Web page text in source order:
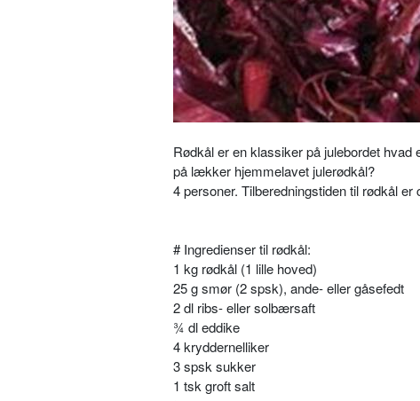
Rødkål er en klassiker på julebordet
på lækker hjemmelavet julerødkål?
4 personer. Tilberedningstiden til rødkål
# Ingredienser til rødkål:
1 kg rødkål (1 lille hoved)
25 g smør (2 spsk), ande- eller gåsefedt
2 dl ribs- eller solbærsaft
¾ dl eddike
4 kryddernelliker
3 spsk sukker
1 tsk groft salt